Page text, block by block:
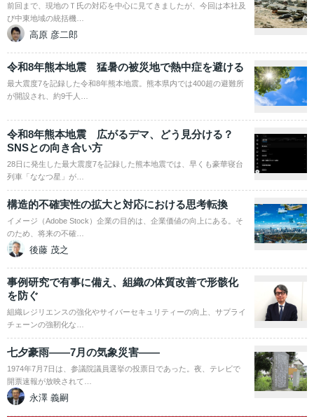
前回まで、現地のＴ氏の対応を中心に見てきましたが、今回は本社及
び中東地域の統括機…
高原 彦二郎
令和8年熊本地震 猛暑の被災地で熱中症を避ける
最大震度7を記録した令和8年熊本地震。熊本県内では400超の避難所
が開設され、約9千人…
令和8年熊本地震 広がるデマ、どう見分ける？
SNSとの向き合い方
28日に発生した最大震度7を記録した熊本地震では、早くも豪華寝台
列車「ななつ星」が…
構造的不確実性の拡大と対応における思考転換
イメージ（Adobe Stock）企業の目的は、企業価値の向上にある。そ
のため、将来の不確…
後藤 茂之
事例研究で有事に備え、組織の体質改善で形骸化
を防ぐ
組織レジリエンスの強化やサイバーセキュリティーの向上、サプライ
チェーンの強靭化な…
七夕豪雨――7月の気象災害――
1974年7月7日は、参議院議員選挙の投票日であった。夜、テレビで
開票速報が放映されて…
永澤 義嗣